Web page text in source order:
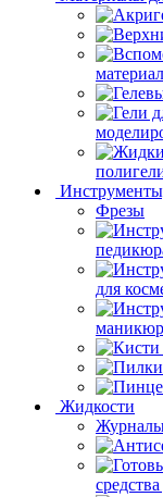
Фрезы
для
Жидкости
Журналы